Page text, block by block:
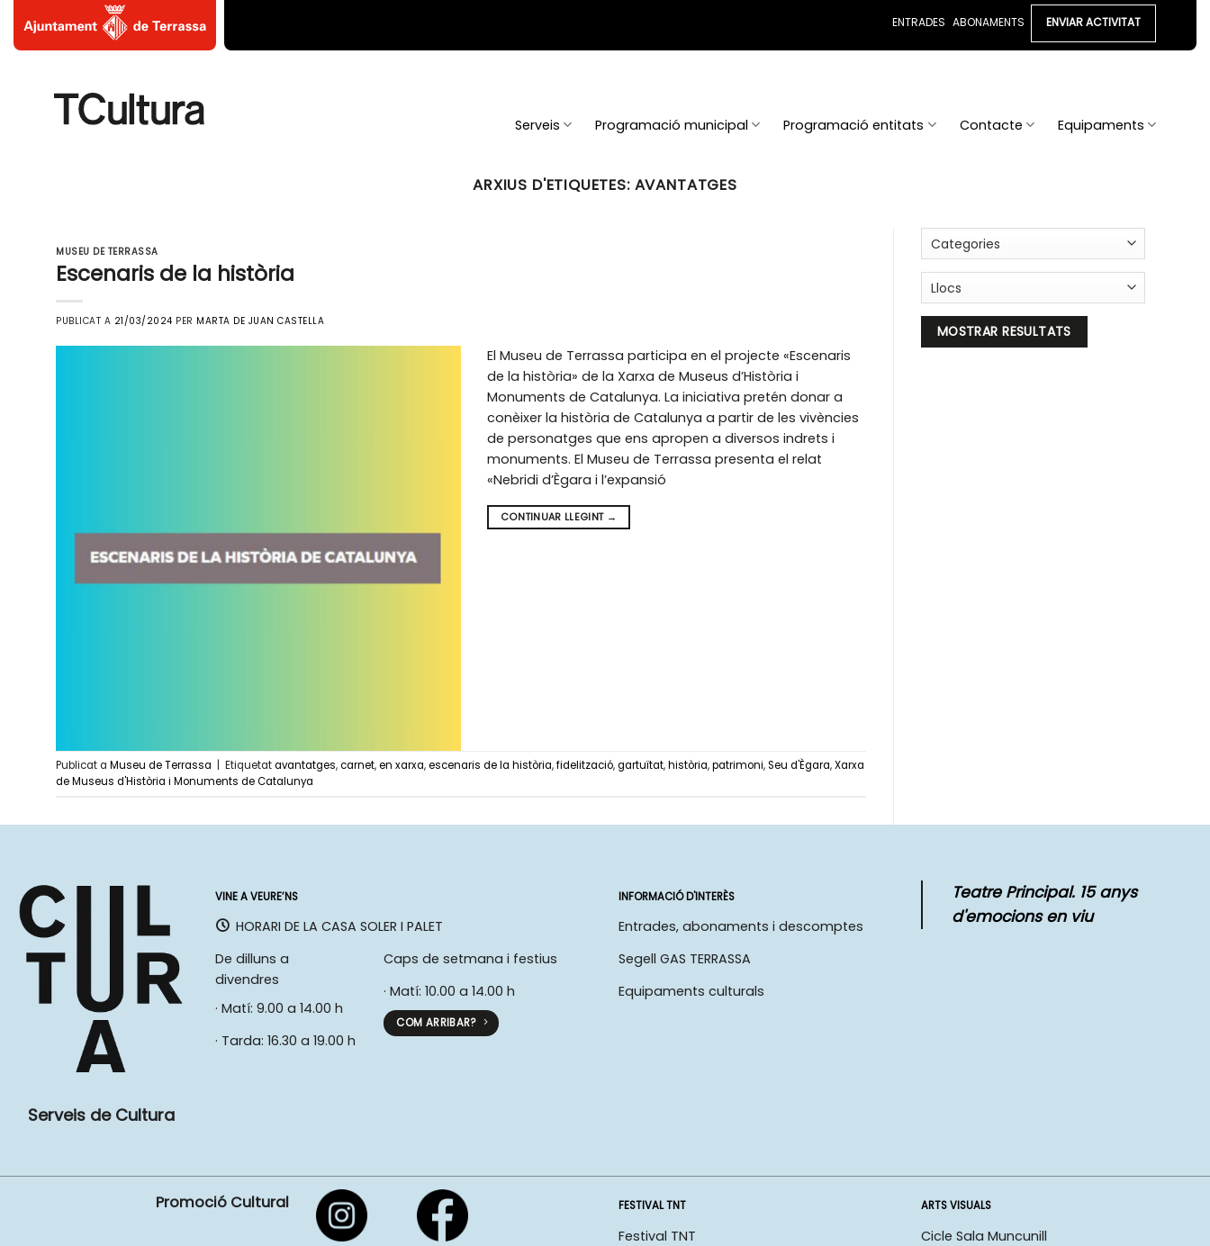
content
ENTRADES ABONAMENTS ENVIAR ACTIVITAT
Serveis Programació municipal Programació entitats Contacte Equipaments
ARXIUS D'ETIQUETES: AVANTATGES
MUSEU DE TERRASSA
Escenaris de la història
PUBLICAT A 21/03/2024 PER MARTA DE JUAN CASTELLA
El Museu de Terrassa participa en el projecte «Escenaris
de la història» de la Xarxa de Museus d’Història i
Monuments de Catalunya. La iniciativa pretén donar a
conèixer la història de Catalunya a partir de les vivències
de personatges que ens apropen a diversos indrets i
monuments. El Museu de Terrassa presenta el relat
«Nebridi d’Ègara i l’expansió
CONTINUAR LLEGINT →
Publicat a Museu de Terrassa Etiquetatavantatges,carnet,en xarxa,escenaris de la història,fidelització,gartuïtat,història,patrimoni,Seu d'Ègara,Xarxa
de Museus d'Història i Monuments de Catalunya
Serveis de Cultura
VINE A VEURE’NS
HORARI DE LA CASA SOLER I PALET
De dilluns a
divendres
· Matí: 9.00 a 14.00 h
· Tarda: 16.30 a 19.00 h
Caps de setmana i festius
· Matí: 10.00 a 14.00 h
COM ARRIBAR?
INFORMACIÓ D'INTERÈS
Entrades, abonaments i descomptes
Segell GAS TERRASSA
Equipaments culturals
Teatre Principal. 15 anys
d'emocions en viu
Promoció Cultural FESTIVAL TNT
Festival TNT
ARTS VISUALS
Cicle Sala Muncunill